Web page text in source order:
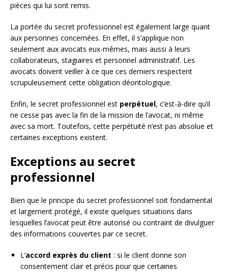
pièces qui lui sont remis.
La portée du secret professionnel est également large quant
aux personnes concernées. En effet, il s’applique non
seulement aux avocats eux-mêmes, mais aussi à leurs
collaborateurs, stagiaires et personnel administratif. Les
avocats doivent veiller à ce que ces derniers respectent
scrupuleusement cette obligation déontologique.
Enfin, le secret professionnel est perpétuel, c’est-à-dire qu’il
ne cesse pas avec la fin de la mission de l’avocat, ni même
avec sa mort. Toutefois, cette perpétuité n’est pas absolue et
certaines exceptions existent.
Exceptions au secret
professionnel
Bien que le principe du secret professionnel soit fondamental
et largement protégé, il existe quelques situations dans
lesquelles l’avocat peut être autorisé ou contraint de divulguer
des informations couvertes par ce secret.
L’accord exprès du client : si le client donne son
consentement clair et précis pour que certaines